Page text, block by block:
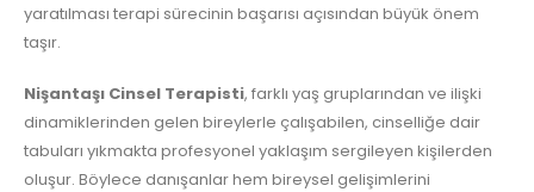
yaratılması terapi sürecinin başarısı açısından büyük önem
taşır.
Nişantaşı Cinsel Terapisti, farklı yaş gruplarından ve ilişki
dinamiklerinden gelen bireylerle çalışabilen, cinselliğe dair
tabuları yıkmakta profesyonel yaklaşım sergileyen kişilerden
oluşur. Böylece danışanlar hem bireysel gelişimlerini